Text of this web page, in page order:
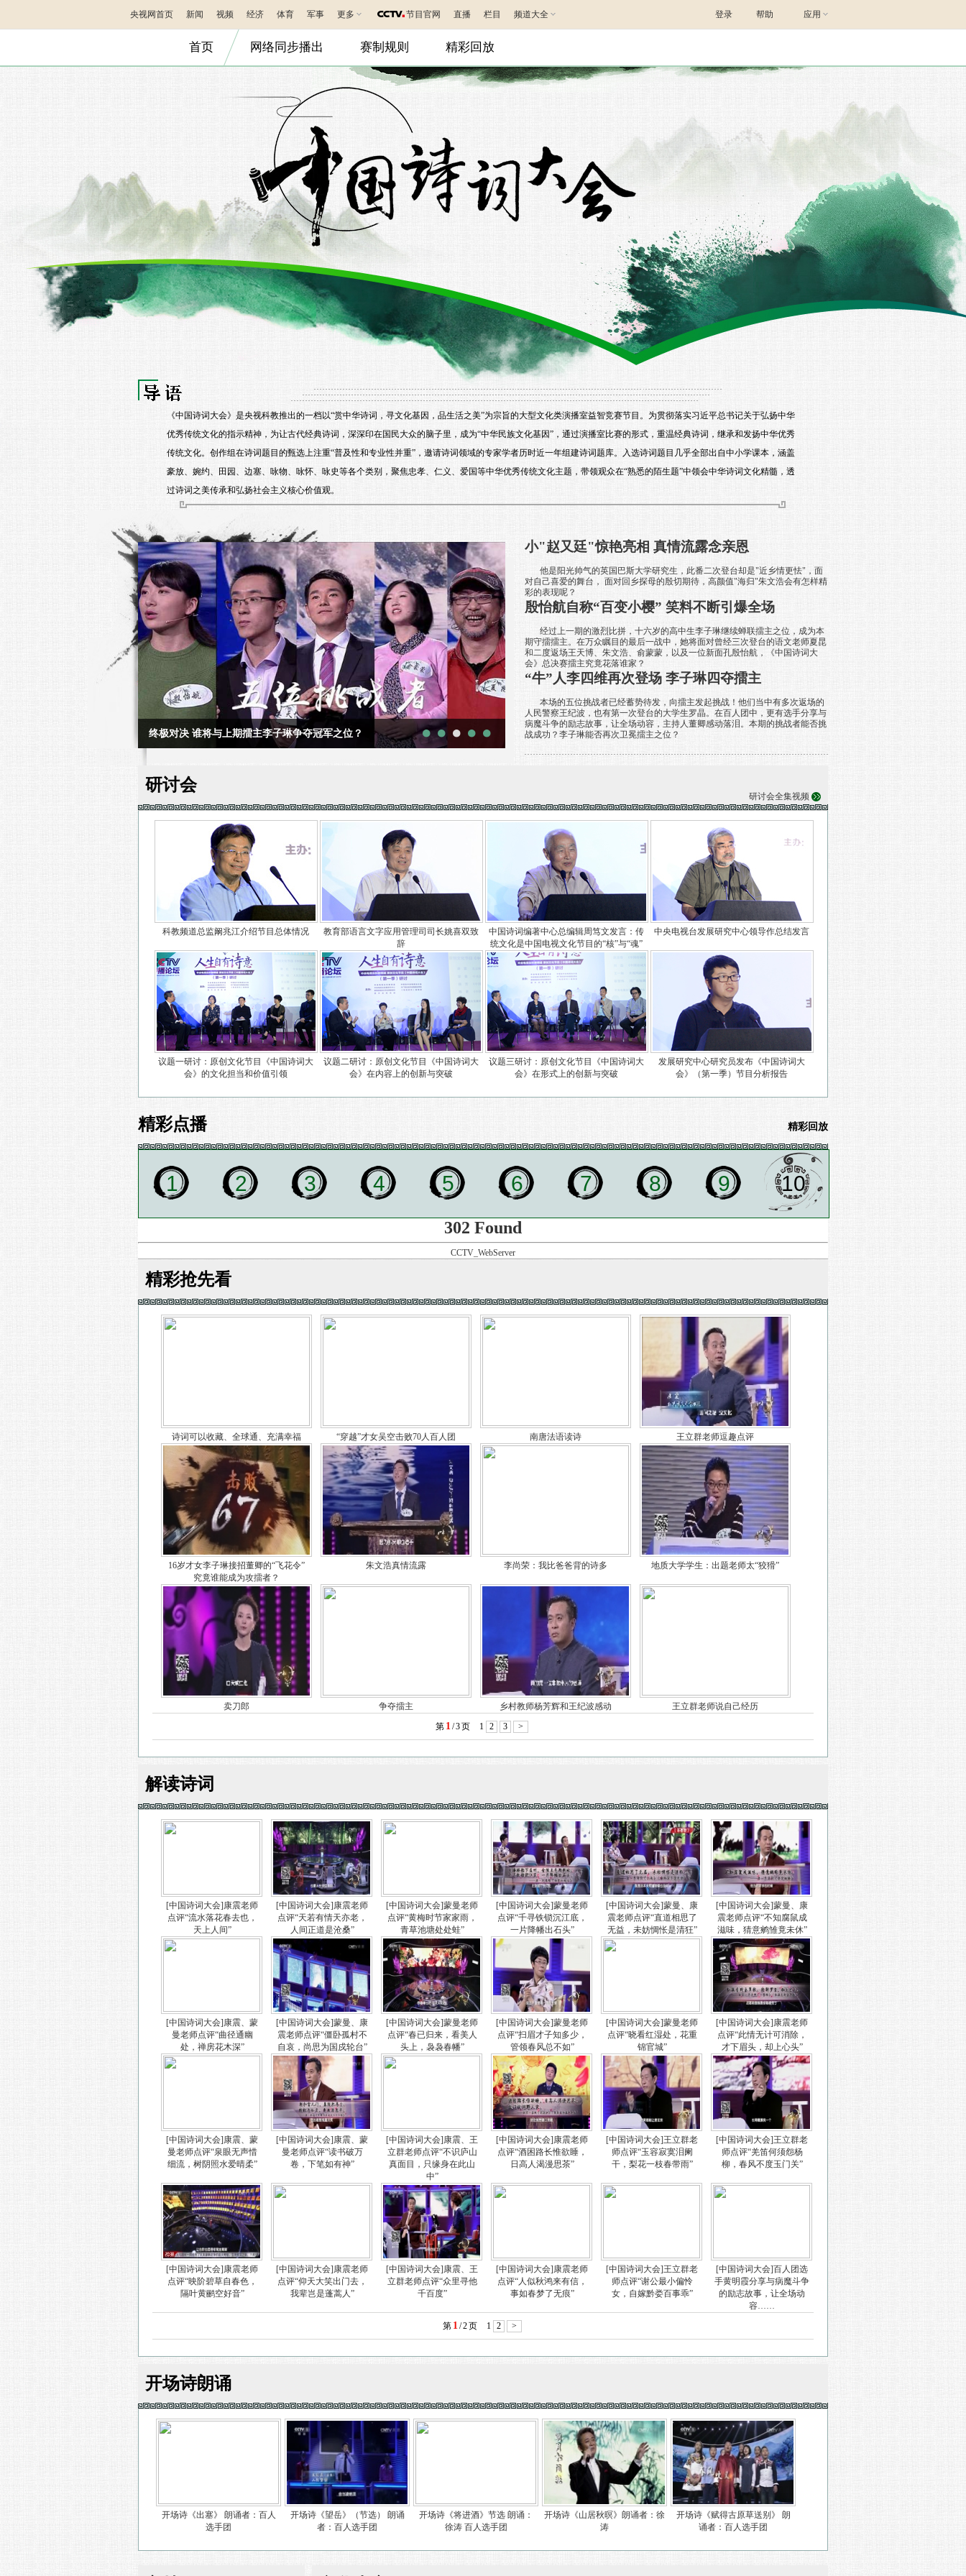
央视网首页 新闻 视频 经济 体育 军事 更多 节目官网 直播 栏目 频道大全 帮助 应用
登录
首页 网络同步播出 赛制规则 精彩回放
《中国诗词大会》是央视科教推出的一档以“赏中华诗词，寻文化基因，品生活之美”为宗旨的大型文化类演播室益智竞赛节目。为贯彻落实习近平总书记关于弘扬中华
优秀传统文化的指示精神，为让古代经典诗词，深深印在国民大众的脑子里，成为“中华民族文化基因”，通过演播室比赛的形式，重温经典诗词，继承和发扬中华优秀
传统文化。创作组在诗词题目的甄选上注重“普及性和专业性并重”，邀请诗词领域的专家学者历时近一年组建诗词题库。入选诗词题目几乎全部出自中小学课本，涵盖
豪放、婉约、田园、边塞、咏物、咏怀、咏史等各个类别，聚焦忠孝、仁义、爱国等中华优秀传统文化主题，带领观众在“熟悉的陌生题”中领会中华诗词文化精髓，透
过诗词之美传承和弘扬社会主义核心价值观。
终极对决 谁将与上期擂主李子琳争夺冠军之位？
小"赵又廷"惊艳亮相 真情流露念亲恩
他是阳光帅气的英国巴斯大学研究生，此番二次登台却是"近乡情更怯"，面
对自己喜爱的舞台， 面对回乡探母的殷切期待，高颜值"海归"朱文浩会有怎样精
彩的表现呢？
殷怡航自称“百变小樱” 笑料不断引爆全场
经过上一期的激烈比拼，十六岁的高中生李子琳继续蝉联擂主之位，成为本
期守擂擂主。在万众瞩目的最后一战中，她将面对曾经三次登台的语文老师夏昆
和二度返场王天博、朱文浩、俞蒙蒙，以及一位新面孔殷怡航，《中国诗词大
会》总决赛擂主究竟花落谁家？
“牛”人李四维再次登场 李子琳四夺擂主
本场的五位挑战者已经蓄势待发，向擂主发起挑战！他们当中有多次返场的
人民警察王纪波，也有第一次登台的大学生罗晶。在百人团中，更有选手分享与
病魔斗争的励志故事，让全场动容，主持人董卿感动落泪。本期的挑战者能否挑
战成功？李子琳能否再次卫冕擂主之位？
研讨会
研讨会全集视频
科教频道总监阚兆江介绍节目总体情况
教育部语言文字应用管理司司长姚喜双致
辞
中国诗词编著中心总编辑周笃文发言：传
统文化是中国电视文化节目的“核”与“魂”
中央电视台发展研究中心领导作总结发言
议题一研讨：原创文化节目《中国诗词大
会》的文化担当和价值引领
议题二研讨：原创文化节目《中国诗词大
会》在内容上的创新与突破
议题三研讨：原创文化节目《中国诗词大
会》在形式上的创新与突破
发展研究中心研究员发布《中国诗词大
会》（第一季）节目分析报告
精彩点播 精彩回放
1 2 3 4 5 6 7 8 9 10
302 Found
CCTV_WebServer
精彩抢先看
诗词可以收藏、全球通、充满幸福 “穿越”才女吴空击败70人百人团 南唐法语读诗 王立群老师逗趣点评
16岁才女李子琳接招董卿的“飞花令”
究竟谁能成为攻擂者？
朱文浩真情流露 李尚荣：我比爸爸背的诗多 地质大学学生：出题老师太“狡猾”
卖刀郎 争夺擂主 乡村教师杨芳辉和王纪波感动
王立群老师说自己经历
第 1 /3页 1 2 3 >
解读诗词
[中国诗词大会]康震老师
点评“流水落花春去也，
天上人间”
[中国诗词大会]康震老师
点评“天若有情天亦老，
人间正道是沧桑”
[中国诗词大会]蒙曼老师
点评“黄梅时节家家雨，
青草池塘处处蛙”
[中国诗词大会]蒙曼老师
点评“千寻铁锁沉江底，
一片降幡出石头”
[中国诗词大会]蒙曼、康
震老师点评“直道相思了
无益，未妨惆怅是清狂”
[中国诗词大会]蒙曼、康
震老师点评“不知腐鼠成
滋味，猜意鹓雏竟未休”
[中国诗词大会]康震、蒙
曼老师点评“曲径通幽
处，禅房花木深”
[中国诗词大会]蒙曼、康
震老师点评“僵卧孤村不
自哀，尚思为国戍轮台”
[中国诗词大会]蒙曼老师
点评“春已归来，看美人
头上，袅袅春幡”
[中国诗词大会]蒙曼老师
点评“扫眉才子知多少，
管领春风总不如”
[中国诗词大会]蒙曼老师
点评“晓看红湿处，花重
锦官城”
[中国诗词大会]康震老师
点评“此情无计可消除，
才下眉头，却上心头”
[中国诗词大会]康震、蒙
曼老师点评“泉眼无声惜
细流，树阴照水爱晴柔”
[中国诗词大会]康震、蒙
曼老师点评“读书破万
卷，下笔如有神”
[中国诗词大会]康震、王
立群老师点评“不识庐山
真面目，只缘身在此山
中”
[中国诗词大会]康震老师
点评“酒困路长惟欲睡，
日高人渴漫思茶”
[中国诗词大会]王立群老
师点评“玉容寂寞泪阑
干，梨花一枝春带雨”
[中国诗词大会]王立群老
师点评“羌笛何须怨杨
柳，春风不度玉门关”
[中国诗词大会]康震老师
点评“映阶碧草自春色，
隔叶黄鹂空好音”
[中国诗词大会]康震老师
点评“仰天大笑出门去，
我辈岂是蓬蒿人”
[中国诗词大会]康震、王
立群老师点评“众里寻他
千百度”
[中国诗词大会]康震老师
点评“人似秋鸿来有信，
事如春梦了无痕”
[中国诗词大会]王立群老
师点评“谢公最小偏怜
女，自嫁黔娄百事乖”
[中国诗词大会]百人团选
手黄明霞分享与病魔斗争
的励志故事，让全场动
容……
第 1 /2页 1 2 >
开场诗朗诵
开场诗《出塞》 朗诵者：百人
选手团
开场诗《望岳》（节选） 朗诵
者：百人选手团
开场诗《将进酒》节选 朗诵：
徐涛 百人选手团
开场诗《山居秋暝》朗诵者：徐
涛
开场诗《赋得古原草送别》 朗
诵者：百人选手团